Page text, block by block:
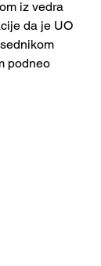
iz vedra
da je UO
podneo